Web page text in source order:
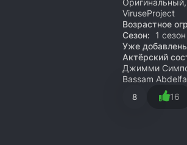
ViruseProject
Возрастное
Сезон:
1 сезон
Уже
Актёрский
Джимми
Bassam
8 16